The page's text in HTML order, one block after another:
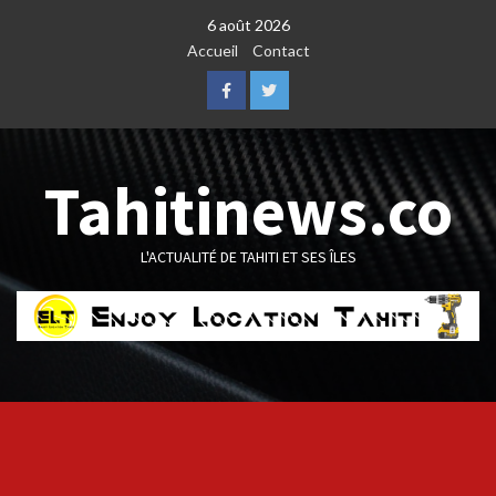
6 août 2026
Accueil
Contact
FacebookTwitter
Tahitinews.co
L'ACTUALITÉ DE TAHITI ET SES ÎLES